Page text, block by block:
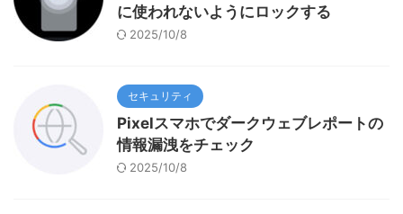
に使われないようにロックする
2025/10/8
セキュリティ
Pixelスマホでダークウェブレポートの
情報漏洩をチェック
2025/10/8